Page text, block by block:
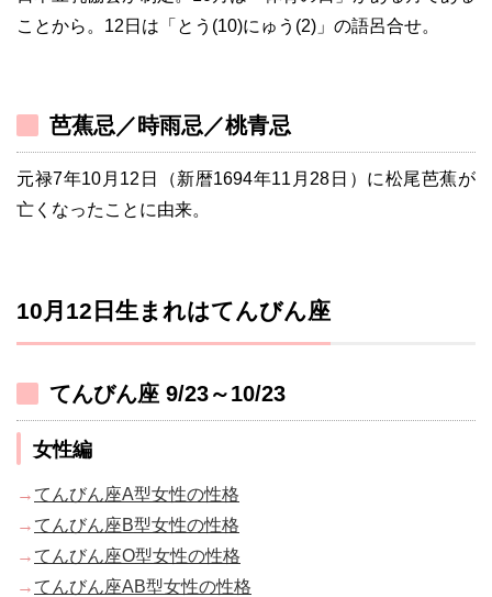
ことから。12日は「とう(10)にゅう(2)」の語呂合せ。
芭蕉忌／時雨忌／桃青忌
元禄7年10月12日（新暦1694年11月28日）に松尾芭蕉が
亡くなったことに由来。
10月12日生まれはてんびん座
てんびん座 9/23～10/23
女性編
→ てんびん座A型女性の性格
→ てんびん座B型女性の性格
→ てんびん座O型女性の性格
→ てんびん座AB型女性の性格